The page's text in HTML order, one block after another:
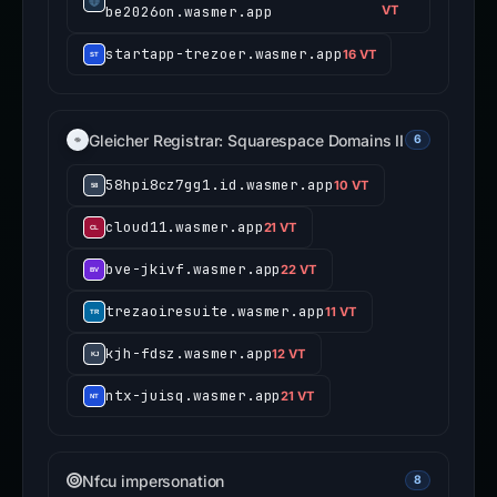
be2026on.wasmer.app
VT
startapp-trezoer.wasmer.app16 VT
Gleicher Registrar: Squarespace Domains II 6
58hpi8cz7gg1.id.wasmer.app10 VT
cloud11.wasmer.app21 VT
bve-jkivf.wasmer.app22 VT
trezaoiresuite.wasmer.app11 VT
kjh-fdsz.wasmer.app12 VT
ntx-juisq.wasmer.app21 VT
Nfcu impersonation 8